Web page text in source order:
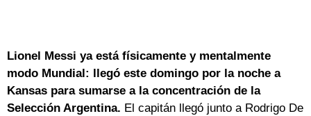
Lionel Messi ya está físicamente y mentalmente
modo Mundial: llegó este domingo por la noche a
Kansas para sumarse a la concentración de la
Selección Argentina. El capitán llegó junto a Rodrigo De